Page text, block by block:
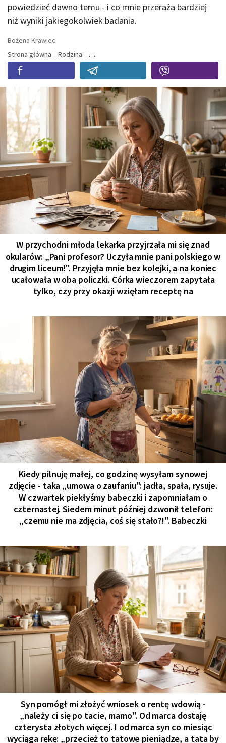
powiedzieć dawno temu - i co mnie przeraża bardziej
niż wyniki jakiegokolwiek badania.
Bożena Krawiec
Strona główna
Rodzina
W przychodni młoda lekarka przyjrzała mi się znad
okularów: „Pani profesor? Uczyła mnie pani polskiego w
drugim liceum!". Przyjęła mnie bez kolejki, a na koniec
ucałowała w oba policzki. Córka wieczorem zapytała
tylko, czy przy okazji wzięłam receptę na
Kiedy pilnuję małej, co godzinę wysyłam synowej
zdjęcie - taka „umowa o zaufaniu": jadła, spała, rysuje.
W czwartek piekłyśmy babeczki i zapomniałam o
czternastej. Siedem minut później dzwonił telefon:
„czemu nie ma zdjęcia, coś się stało?!". Babeczki
Syn pomógł mi złożyć wniosek o rentę wdowią -
„należy ci się po tacie, mamo". Od marca dostaję
czterysta złotych więcej. I od marca syn co miesiąc
wyciąga rękę: „przecież to tatowe pieniądze, a tata by